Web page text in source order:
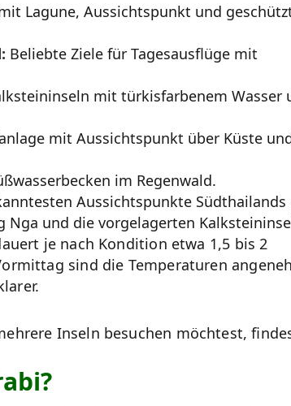
Lagune, Aussichtspunkt und
Beliebte Ziele für Tagesausflüge mit
mit türkisfarbenem Wasser
mit Aussichtspunkt über Küste
im Regenwald.
Aussichtspunkte
Nga und die vorgelagerten
je nach Kondition etwa 1,5 bis 2
sind die Temperaturen
Inseln besuchen möchtest,